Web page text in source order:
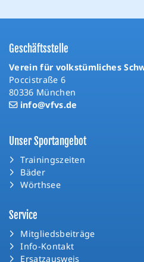
Geschäftsstelle
Verein für volkstümliches
Poccistraße 6
80336 München
info@vfvs.de
Unser Sportangebot
Trainingszeiten
Bäder
Wörthsee
Service
Mitgliedsbeiträge
Info-Kontakt
Ersatzausweis